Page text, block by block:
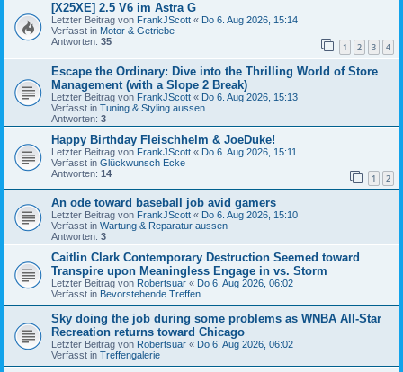
[X25XE] 2.5 V6 im Astra G
Letzter Beitrag von FrankJScott « Do 6. Aug 2026, 15:14
Verfasst in Motor & Getriebe
Antworten: 35 1 2 3 4
Escape the Ordinary: Dive into the Thrilling World of Store
Management (with a Slope 2 Break)
Letzter Beitrag von FrankJScott « Do 6. Aug 2026, 15:13
Verfasst in Tuning & Styling aussen
Antworten: 3
Happy Birthday Fleischhelm & JoeDuke!
Letzter Beitrag von FrankJScott « Do 6. Aug 2026, 15:11
Verfasst in Glückwunsch Ecke
Antworten: 14 1 2
An ode toward baseball job avid gamers
Letzter Beitrag von FrankJScott « Do 6. Aug 2026, 15:10
Verfasst in Wartung & Reparatur aussen
Antworten: 3
Caitlin Clark Contemporary Destruction Seemed toward
Transpire upon Meaningless Engage in vs. Storm
Letzter Beitrag von Robertsuar « Do 6. Aug 2026, 06:02
Verfasst in Bevorstehende Treffen
Sky doing the job during some problems as WNBA All-Star
Recreation returns toward Chicago
Letzter Beitrag von Robertsuar « Do 6. Aug 2026, 06:02
Verfasst in Treffengalerie